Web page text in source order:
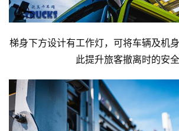
频
专
题
梯身下方设计有工作灯，可将车辆及机
此提升旅客撤离时的安